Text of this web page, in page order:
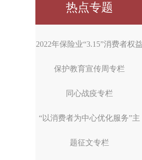
热点专题
2022年保险业“3.15”消费者权益
保护教育宣传周专栏
同心战疫专栏
“以消费者为中心优化服务”主
题征文专栏